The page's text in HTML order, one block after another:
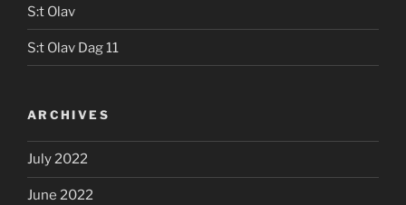
S:t Olav
S:t Olav Dag 11
ARCHIVES
July 2022
June 2022